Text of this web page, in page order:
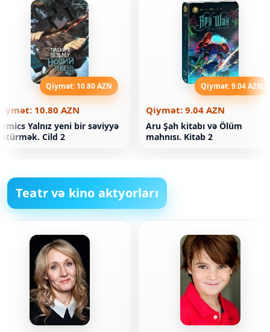
Qiymət: 10.80 AZN
10.80 AZN
Yalnız yeni bir səviyyə
Cild 2
Qiymət: 9.04 AZN
Qiymət: 9.04 AZN
Aru Şah kitabı və Ölüm
mahnısı. Kitab 2
Teatr və kino aktyorları